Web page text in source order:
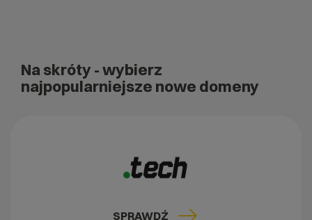
Na skróty - wybierz
najpopularniejsze nowe domeny
SPRAWDŹ